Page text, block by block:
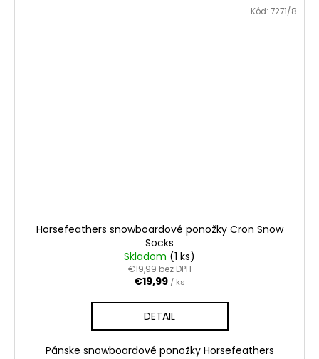
Horsefeathers snowboardové ponožky Cron Snow
Socks
Skladom (1 ks)
€19,99 bez DPH
€19,99 / ks
DETAIL
Pánske snowboardové ponožky Horsefeathers
Kód: 7271/8